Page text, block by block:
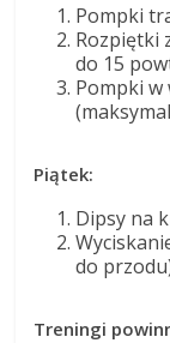
Pompki
Rozpiętki
do 15
Pompki w
Piątek:
Dipsy na
do
Treningi